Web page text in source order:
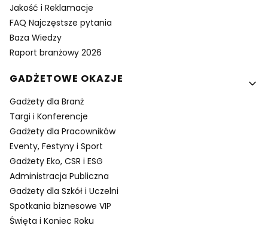
Jakość i Reklamacje
FAQ Najczęstsze pytania
Baza Wiedzy
Raport branżowy 2026
GADŻETOWE OKAZJE
Gadżety dla Branż
Targi i Konferencje
Gadżety dla Pracowników
Eventy, Festyny i Sport
Gadżety Eko, CSR i ESG
Administracja Publiczna
Gadżety dla Szkół i Uczelni
Spotkania biznesowe VIP
Święta i Koniec Roku